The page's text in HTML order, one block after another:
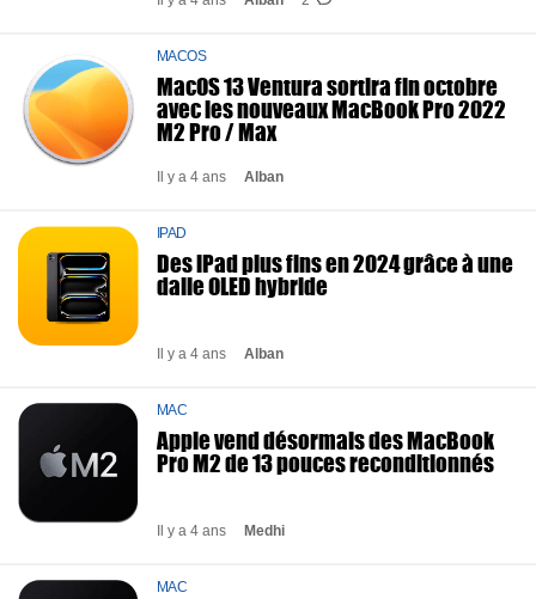
MACOS
MacOS 13 Ventura sortira fin octobre
avec les nouveaux MacBook Pro 2022
M2 Pro / Max
Il y a 4 ans Alban
IPAD
Des iPad plus fins en 2024 grâce à une
dalle OLED hybride
Il y a 4 ans Alban
MAC
Apple vend désormais des MacBook
Pro M2 de 13 pouces reconditionnés
Il y a 4 ans Medhi
MAC